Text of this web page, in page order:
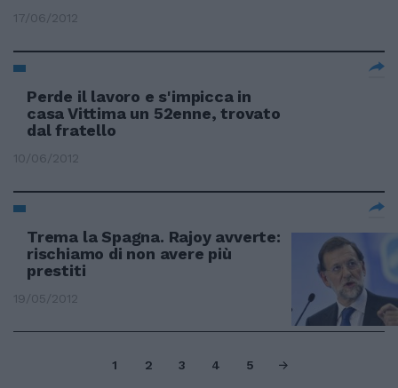
17/06/2012
Perde il lavoro e s'impicca in
casa Vittima un 52enne, trovato
dal fratello
10/06/2012
Trema la Spagna. Rajoy avverte:
rischiamo di non avere più
prestiti
19/05/2012
1 2 3 4 5